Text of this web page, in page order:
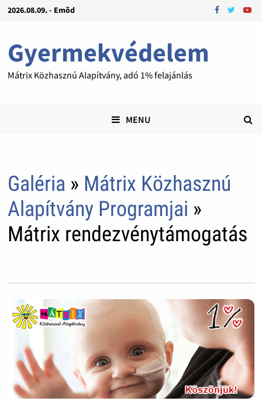
2026.08.09. - Emõd
Gyermekvédelem
Mátrix Közhasznú Alapítvány, adó 1% felajánlás
MENU
Galéria » Mátrix Közhasznú
Alapítvány Programjai »
Mátrix rendezvénytámogatás